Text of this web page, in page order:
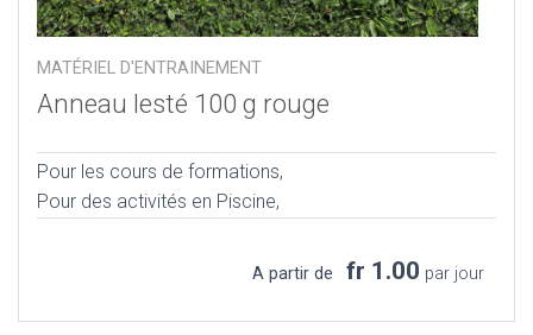
MATÉRIEL D'ENTRAINEMENT
Anneau lesté 100 g rouge
Pour les cours de formations,
Pour des activités en Piscine,
A partir de fr 1.00 par jour